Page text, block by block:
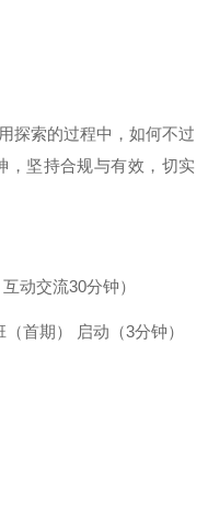
探索的过程中，如何不过
，坚持合规与有效，切实
动交流30分钟）
首期） 启动（3分钟）